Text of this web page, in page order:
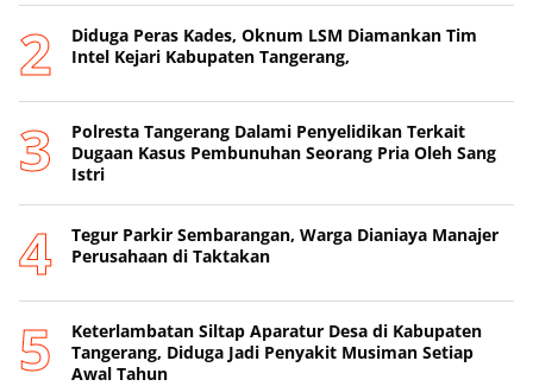
Diduga Peras Kades, Oknum LSM Diamankan Tim
Intel Kejari Kabupaten Tangerang,
Polresta Tangerang Dalami Penyelidikan Terkait
Dugaan Kasus Pembunuhan Seorang Pria Oleh Sang
Istri
Tegur Parkir Sembarangan, Warga Dianiaya Manajer
Perusahaan di Taktakan
Keterlambatan Siltap Aparatur Desa di Kabupaten
Tangerang, Diduga Jadi Penyakit Musiman Setiap
Awal Tahun